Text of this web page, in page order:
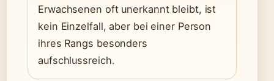
Erwachsenen oft unerkannt bleibt, ist
kein Einzelfall, aber bei einer Person
ihres Rangs besonders
aufschlussreich.